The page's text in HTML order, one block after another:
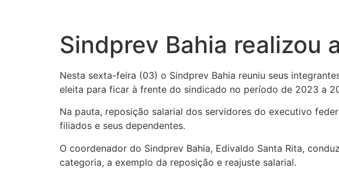
Sindprev Bahia realizou
Nesta sexta-feira (03) o Sindprev Bahia reuniu seus
eleita para ficar à frente do sindicado no período de 2023 a
Na pauta, reposição salarial dos servidores do executivo
filiados e seus dependentes.
O coordenador do Sindprev Bahia, Edivaldo Santa Rita,
categoria, a exemplo da reposição e reajuste salarial.